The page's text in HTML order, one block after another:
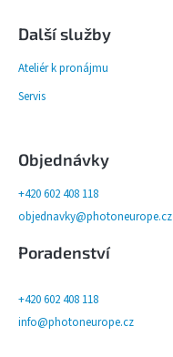
Další služby
Ateliér k pronájmu
Servis
Objednávky
+420 602 408 118
objednavky@photoneurope.cz
Poradenství
+420 602 408 118
info@photoneurope.cz